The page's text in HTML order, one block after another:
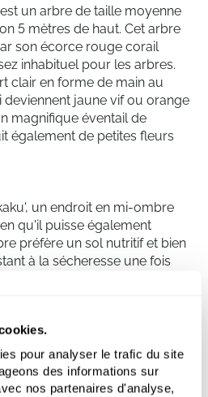
pour analyser le trafic du site
des informations sur
nos partenaires d'analyse,
un arbre de taille moyenne
5 mètres de haut. Cet arbre
son écorce rouge corail
inhabituel pour les arbres.
clair en forme de main au
deviennent jaune vif ou orange
magnifique éventail de
également de petites fleurs
un endroit en mi-ombre
qu'il puisse également
préfère un sol nutritif et bien
à la sécheresse une fois
suffisamment l'arbre
sécheresse, surtout pendant
la plantation, pour favoriser
racines.